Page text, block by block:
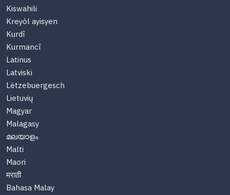
Kiswahili
Kreyòl ayisyen
Kurdî
Kurmancî
Latinus
Latviski
Lëtzebuergesch
Lietuvių
Magyar
Malagasy
മലയാളം
Malti
Maori
मराठी
Bahasa Malay